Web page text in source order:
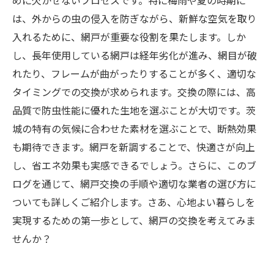
は、外からの虫の侵入を防ぎながら、新鮮な空気を取り
入れるために、網戸が重要な役割を果たします。しか
し、長年使用している網戸は経年劣化が進み、網目が破
れたり、フレームが曲がったりすることが多く、適切な
タイミングでの交換が求められます。交換の際には、高
品質で防虫性能に優れた生地を選ぶことが大切です。茨
城の特有の気候に合わせた素材を選ぶことで、断熱効果
も期待できます。網戸を新調することで、快適さが向上
し、省エネ効果も実感できるでしょう。さらに、このブ
ログを通じて、網戸交換の手順や適切な業者の選び方に
ついても詳しくご紹介します。さあ、心地よい暮らしを
実現するための第一歩として、網戸の交換を考えてみま
せんか？